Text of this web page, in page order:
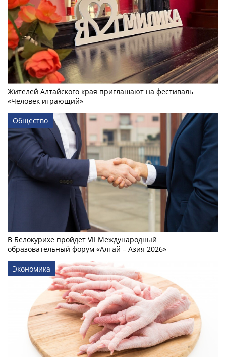
Жителей Алтайского края приглашают на фестиваль
«Человек играющий»
Общество
В Белокурихе пройдет VII Международный
образовательный форум «Алтай – Азия 2026»
Экономика